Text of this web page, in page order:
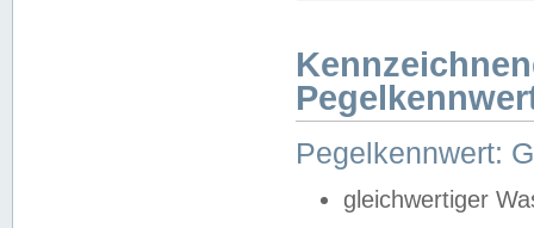
Pegelkennwert:
gleichwertiger